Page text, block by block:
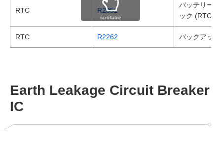
RTC R2051
バッテリー
ック (RTC)
RTC R2262 バックアッ
scrollable
Earth Leakage Circuit Breaker
IC